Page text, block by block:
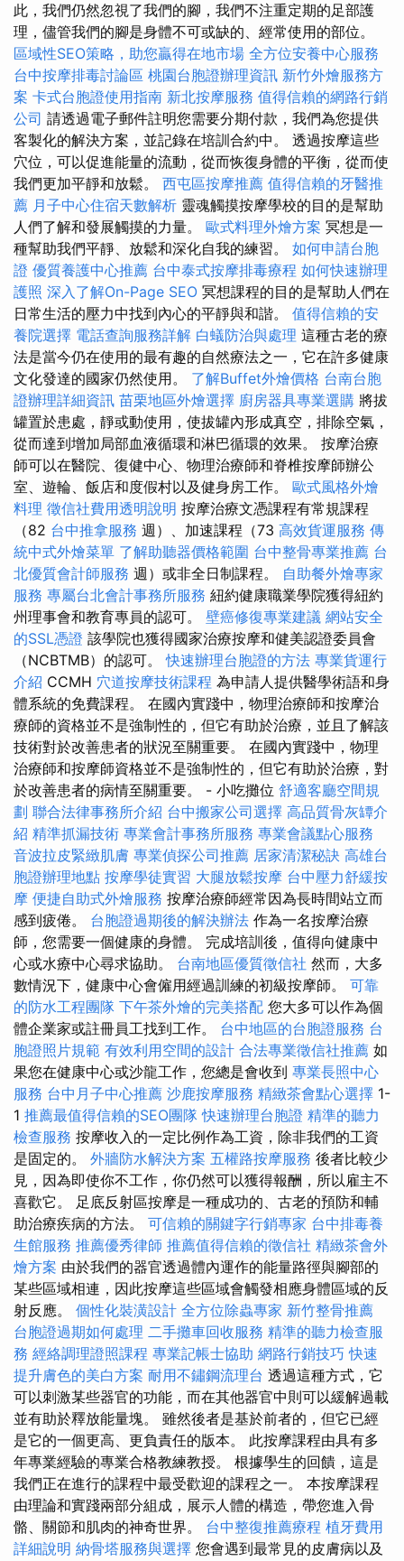
此，我們仍然忽視了我們的腳，我們不注重定期的足部護
理，儘管我們的腳是身體不可或缺的、經常使用的部位。
區域性SEO策略，助您贏得在地市場 全方位安養中心服務
台中按摩排毒討論區 桃園台胞證辦理資訊 新竹外燴服務方
案 卡式台胞證使用指南 新北按摩服務 值得信賴的網路行銷
公司 請透過電子郵件註明您需要分期付款，我們為您提供
客製化的解決方案，並記錄在培訓合約中。 透過按摩這些
穴位，可以促進能量的流動，從而恢復身體的平衡，從而使
我們更加平靜和放鬆。 西屯區按摩推薦 值得信賴的牙醫推
薦 月子中心住宿天數解析 靈魂觸摸按摩學校的目的是幫助
人們了解和發展觸摸的力量。 歐式料理外燴方案 冥想是一
種幫助我們平靜、放鬆和深化自我的練習。 如何申請台胞
證 優質養護中心推薦 台中泰式按摩排毒療程 如何快速辦理
護照 深入了解On-Page SEO 冥想課程的目的是幫助人們在
日常生活的壓力中找到內心的平靜與和諧。 值得信賴的安
養院選擇 電話查詢服務詳解 白蟻防治與處理 這種古老的療
法是當今仍在使用的最有趣的自然療法之一，它在許多健康
文化發達的國家仍然使用。 了解Buffet外燴價格 台南台胞
證辦理詳細資訊 苗栗地區外燴選擇 廚房器具專業選購 將拔
罐置於患處，靜或動使用，使拔罐內形成真空，排除空氣，
從而達到增加局部血液循環和淋巴循環的效果。 按摩治療
師可以在醫院、復健中心、物理治療師和脊椎按摩師辦公
室、遊輪、飯店和度假村以及健身房工作。 歐式風格外燴
料理 徵信社費用透明說明 按摩治療文憑課程有常規課程
（82 台中推拿服務 週）、加速課程（73 高效貨運服務 傳
統中式外燴菜單 了解助聽器價格範圍 台中整骨專業推薦 台
北優質會計師服務 週）或非全日制課程。 自助餐外燴專家
服務 專屬台北會計事務所服務 紐約健康職業學院獲得紐約
州理事會和教育專員的認可。 壁癌修復專業建議 網站安全
的SSL憑證 該學院也獲得國家治療按摩和健美認證委員會
（NCBTMB）的認可。快速辦理台胞證的方法 專業貨運行
介紹 CCMH 穴道按摩技術課程 為申請人提供醫學術語和身
體系統的免費課程。 在國內實踐中，物理治療師和按摩治
療師的資格並不是強制性的，但它有助於治療，並且了解該
技術對於改善患者的狀況至關重要。 在國內實踐中，物理
治療師和按摩師資格並不是強制性的，但它有助於治療，對
於改善患者的病情至關重要。 - 小吃攤位 舒適客廳空間規
劃 聯合法律事務所介紹 台中搬家公司選擇 高品質骨灰罈介
紹 精準抓漏技術 專業會計事務所服務 專業會議點心服務
音波拉皮緊緻肌膚 專業偵探公司推薦 居家清潔秘訣 高雄台
胞證辦理地點 按摩學徒實習 大腿放鬆按摩 台中壓力舒緩按
摩 便捷自助式外燴服務 按摩治療師經常因為長時間站立而
感到疲倦。 台胞證過期後的解決辦法 作為一名按摩治療
師，您需要一個健康的身體。 完成培訓後，值得向健康中
心或水療中心尋求協助。 台南地區優質徵信社 然而，大多
數情況下，健康中心會僱用經過訓練的初級按摩師。 可靠
的防水工程團隊 下午茶外燴的完美搭配 您大多可以作為個
體企業家或註冊員工找到工作。 台中地區的台胞證服務 台
胞證照片規範 有效利用空間的設計 合法專業徵信社推薦 如
果您在健康中心或沙龍工作，您總是會收到 專業長照中心
服務 台中月子中心推薦 沙鹿按摩服務 精緻茶會點心選擇 1-
1 推薦最值得信賴的SEO團隊 快速辦理台胞證 精準的聽力
檢查服務 按摩收入的一定比例作為工資，除非我們的工資
是固定的。 外牆防水解決方案 五權路按摩服務 後者比較少
見，因為即使你不工作，你仍然可以獲得報酬，所以雇主不
喜歡它。 足底反射區按摩是一種成功的、古老的預防和輔
助治療疾病的方法。 可信賴的關鍵字行銷專家 台中排毒養
生館服務 推薦優秀律師 推薦值得信賴的徵信社 精緻茶會外
燴方案 由於我們的器官透過體內運作的能量路徑與腳部的
某些區域相連，因此按摩這些區域會觸發相應身體區域的反
射反應。 個性化裝潢設計 全方位除蟲專家 新竹整骨推薦
台胞證過期如何處理 二手攤車回收服務 精準的聽力檢查服
務 經絡調理證照課程 專業記帳士協助 網路行銷技巧 快速
提升膚色的美白方案 耐用不鏽鋼流理台 透過這種方式，它
可以刺激某些器官的功能，而在其他器官中則可以緩解過載
並有助於釋放能量塊。 雖然後者是基於前者的，但它已經
是它的一個更高、更負責任的版本。 此按摩課程由具有多
年專業經驗的專業合格教練教授。 根據學生的回饋，這是
我們正在進行的課程中最受歡迎的課程之一。 本按摩課程
由理論和實踐兩部分組成，展示人體的構造，帶您進入骨
骼、關節和肌肉的神奇世界。 台中整復推薦療程 植牙費用
詳細說明 納骨塔服務與選擇 您會遇到最常見的皮膚病以及